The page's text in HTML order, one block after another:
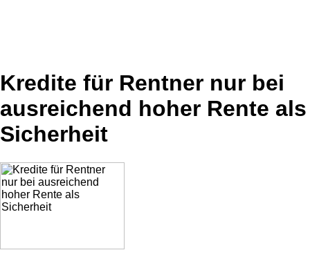
Kredite für Rentner nur bei
ausreichend hoher Rente als
Sicherheit